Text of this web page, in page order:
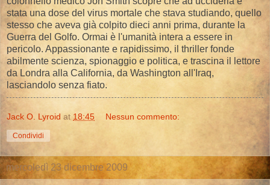
stata una dose del virus mortale che stava studiando, quello
stesso che aveva già colpito dieci anni prima, durante la
Guerra del Golfo. Ormai è l'umanità intera a essere in
pericolo. Appassionante e rapidissimo, il thriller fonde
abilmente scienza, spionaggio e politica, e trascina il lettore
da Londra alla California, da Washington all'Iraq,
lasciandolo senza fiato.
Jack O. Lyroid at18:45 Nessun commento:
Condividi
mercoledì 23 dicembre 2009